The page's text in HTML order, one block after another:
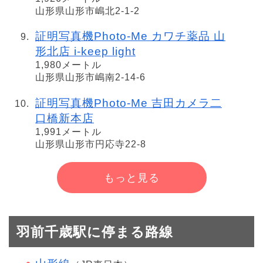
山形県山形市嶋北2-1-2
証明写真機Photo-Me カワチ薬品 山
形北店 i-keep light
1,980メートル
山形県山形市嶋南2-14-6
証明写真機Photo-Me 吉田カメラ二
口橋新本店
1,991メートル
山形県山形市円応寺22-8
もっと見る
羽前千歳駅に停まる路線